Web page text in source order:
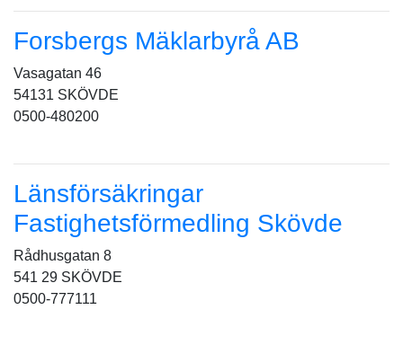
Forsbergs Mäklarbyrå AB
Vasagatan 46
54131 SKÖVDE
0500-480200
Länsförsäkringar
Fastighetsförmedling Skövde
Rådhusgatan 8
541 29 SKÖVDE
0500-777111